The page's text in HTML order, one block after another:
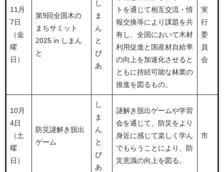
11月
7日
（金
曜
日）
第9回全国木の
まちサミット
2025 in しまん
と
し
ま
ん
と
ぴ
あ
トを通じて相互交流・情
報交換等により課題を共
有し、全国において木材
利用促進と国産材自給率
の向上を加速化させると
ともに持続可能な林業の
推進を図るもの。
実
行
委
員
会
10月
4日
（土
曜
日）
防災謎解き脱出
ゲーム
し
ま
ん
と
ぴ
あ
謎解き脱出ゲームや学習
会を通じて、防災をより
身近に感じて楽しく学ん
でもらうことにより、防
災意識の向上を図る。
市